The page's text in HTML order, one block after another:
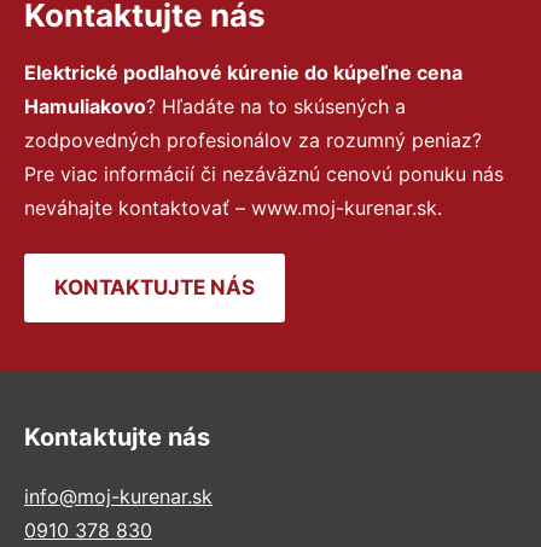
Kontaktujte nás
Elektrické podlahové kúrenie do kúpeľne cena
Hamuliakovo? Hľadáte na to skúsených a
zodpovedných profesionálov za rozumný peniaz?
Pre viac informácií či nezáväznú cenovú ponuku nás
neváhajte kontaktovať – www.moj-kurenar.sk.
KONTAKTUJTE NÁS
Kontaktujte nás
info@moj-kurenar.sk
0910 378 830